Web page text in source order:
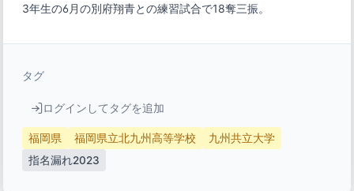
3年生の6月の別府翔青との練習試合で18奪三振。
タグ
ログインしてタグを追加
福岡県 福岡県立北九州高等学校
九州共立大学
指名漏れ2023